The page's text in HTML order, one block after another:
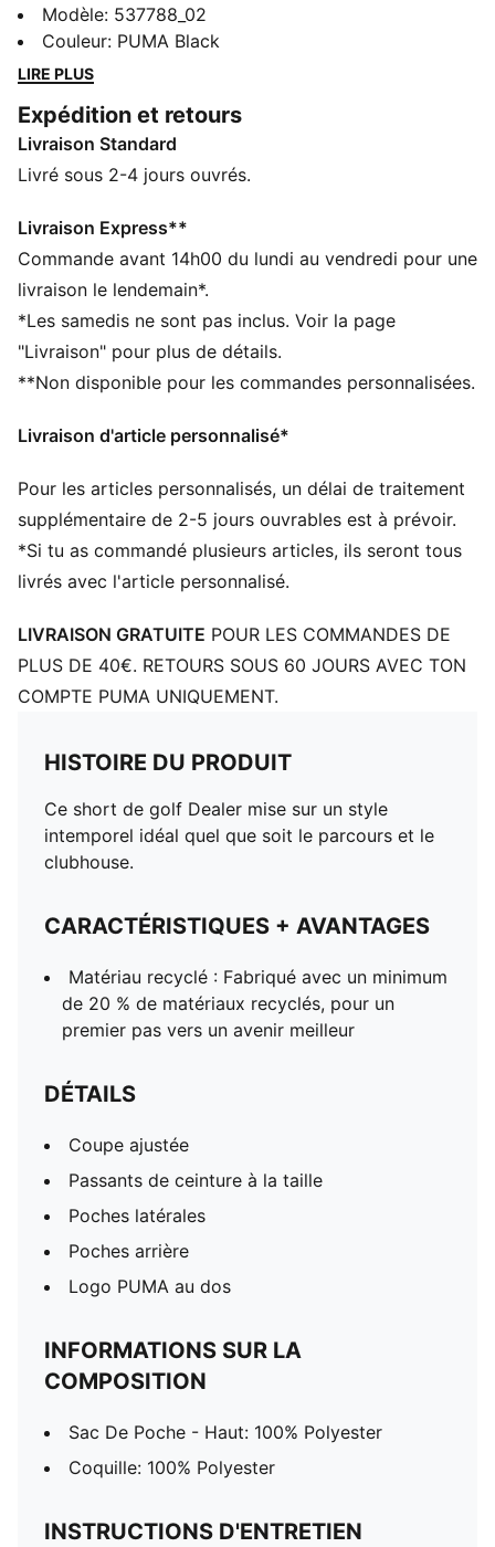
idéal quel que soit le parcours et le clubhouse.
CARACTÉRISTIQUES + AVANTAGES
Matériau recyclé : Fabriqué avec un minimum de 20 %
avenir meilleur
DÉTAILS
Coupe ajustée
Poches latérales
Poches arrière
Logo PUMA au dos
Modèle: 537788_02
Couleur: PUMA Black
LIRE PLUS
Expédition et retours
Livraison Standard
Livré sous 2-4 jours ouvrés.
Livraison Express**
Commande avant 14h00 du lundi au vendredi pour une
livraison le lendemain*.
*Les samedis ne sont pas inclus. Voir la page
"Livraison" pour plus de détails.
**Non disponible pour les commandes personnalisées.
Livraison d'article personnalisé*
Pour les articles personnalisés, un délai de traitement
supplémentaire de 2-5 jours ouvrables est à prévoir.
*Si tu as commandé plusieurs articles, ils seront tous
livrés avec l'article personnalisé.
LIVRAISON GRATUITE POUR LES COMMANDES DE
PLUS DE 40€. RETOURS SOUS 60 JOURS AVEC TON
COMPTE PUMA UNIQUEMENT.
HISTOIRE DU PRODUIT
Ce short de golf Dealer mise sur un style
intemporel idéal quel que soit le parcours et le
clubhouse.
CARACTÉRISTIQUES + AVANTAGES
Matériau recyclé : Fabriqué avec un minimum
de 20 % de matériaux recyclés, pour un
premier pas vers un avenir meilleur
DÉTAILS
Coupe ajustée
Passants de ceinture à la taille
Poches latérales
Poches arrière
Logo PUMA au dos
INFORMATIONS SUR LA
COMPOSITION
Sac De Poche - Haut: 100% Polyester
Coquille: 100% Polyester
INSTRUCTIONS D'ENTRETIEN